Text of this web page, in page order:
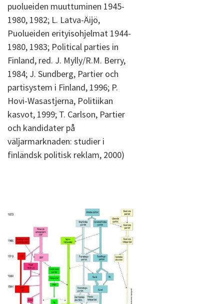
puolueiden muuttuminen 1945-
1980, 1982; L. Latva-Äijö,
Puolueiden erityisohjelmat 1944-
1980, 1983; Political parties in
Finland, red. J. Mylly/R.M. Berry,
1984; J. Sundberg, Partier och
partisystem i Finland, 1996; P.
Hovi-Wasastjerna, Politiikan
kasvot, 1999; T. Carlson, Partier
och kandidater på
väljarmarknaden: studier i
finländsk politisk reklam, 2000)